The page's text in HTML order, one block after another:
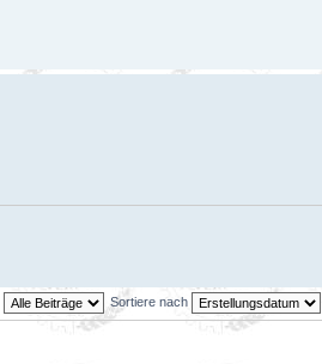
Sortiere nach